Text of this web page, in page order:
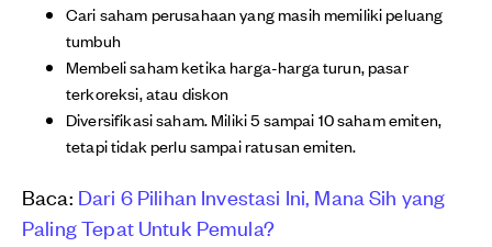
Cari saham perusahaan yang masih memiliki peluang
tumbuh
Membeli saham ketika harga-harga turun, pasar
terkoreksi, atau diskon
Diversifikasi saham. Miliki 5 sampai 10 saham emiten,
tetapi tidak perlu sampai ratusan emiten.
Baca: Dari 6 Pilihan Investasi Ini, Mana Sih yang
Paling Tepat Untuk Pemula?